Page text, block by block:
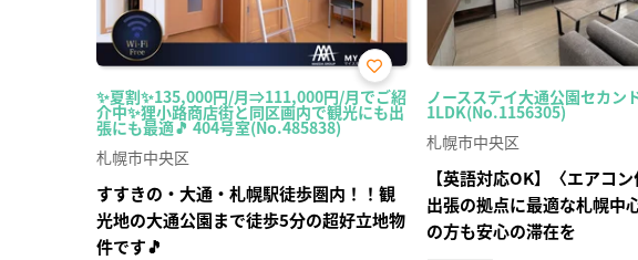
✨夏割✨135,000円/月⇒111,000円/月でご紹
介中✨狸小路商店街と同区画内で観光にも出
張にも最適🎵 404号室(No.485838)
お気
に入
り登
札幌市中央区
すすきの・大通・札幌駅徒歩圏内！！観
光地の大通公園まで徒歩5分の超好立地物
件です🎵
ノースステイ大通公園セカン
1LDK(No.1156305)
札幌市中央区
【英語対応OK】〈エアコ
出張の拠点に最適な札幌中
の方も安心の滞在を